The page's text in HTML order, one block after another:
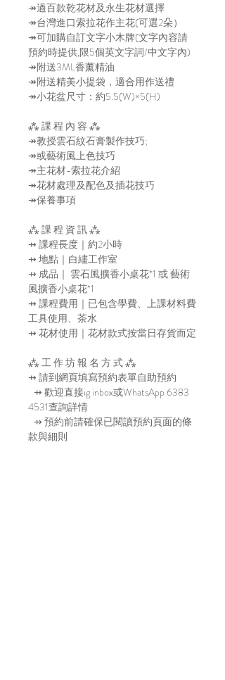
↠過百款乾花材及永生花材選擇
↠台灣進口索拉花作主花(可選2朵）
↠可加購自訂文字小木牌(文字內容請
預約時提供,限5個英文字詞/中文字內)
↠附送3ML香薰精油
↠附送精美小提袋，適合用作送禮
↠小花盆尺寸：約5.5(W)×5(H)
⁂ 課 程 內 容 ⁂
↠教授雲石紋石膏製作技巧;
↠或藝術風上色技巧
↠主花材-索拉花介紹
↠花材處理及配色及插花技巧
↠保養事項
⁂ 課 程 資 訊 ⁂
⇸ 課程長度｜約2小時
⇸ 地點｜白繣工作室
⇸ 成品｜ 雲石風擴香小桌花*1 或 藝術
風擴香小桌花*1
⇸ 課程費用｜已包含學費、上課材料費
工具使用、茶水
⇸ 花材使用｜花材款式按當日存貨而定
⁂ 工 作 坊 報 名 方 式 ⁂
⇸ 請到網頁填寫預約表單自助預約
⇸ 歡迎直接ig inbox或WhatsApp 6383
4531查詢詳情
⇸ 預約前請確保已閱讀預約頁面的條
款與細則